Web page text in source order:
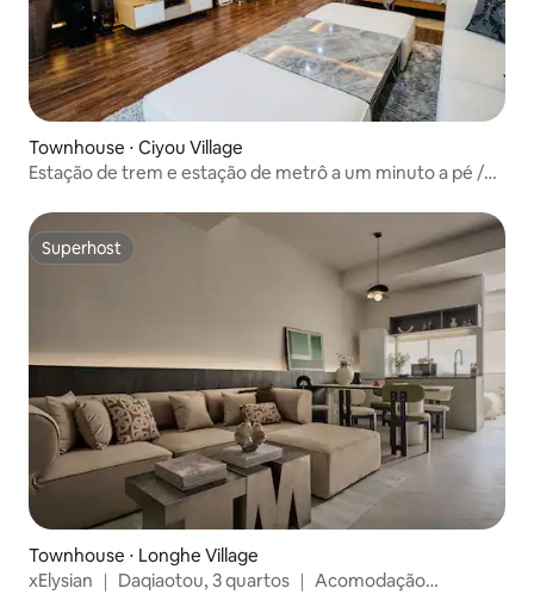
Townhouse ⋅ Ciyou Village
Estação de trem e estação de metrô a um minuto a pé /
Store / Passeio no Mercado Noturno de Raohe Street /
Ximending / Clubes noturnos de Xinyi / Centro de
Exposições de Nangang
Superhost
Superhost
Townhouse ⋅ Longhe Village
xElysian ｜ Daqiaotou, 3 quartos ｜ Acomodação